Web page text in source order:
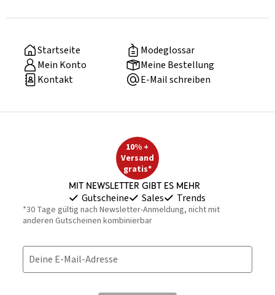
Startseite
Modeglossar
Mein Konto
Meine Bestellung
Kontakt
E-Mail schreiben
10% +
Versand
gratis*
Mit Newsletter gibt es mehr
Gutscheine Sales Trends
*30 Tage gültig nach Newsletter-Anmeldung, nicht mit
anderen Gutscheinen kombinierbar
Deine E-Mail-Adresse